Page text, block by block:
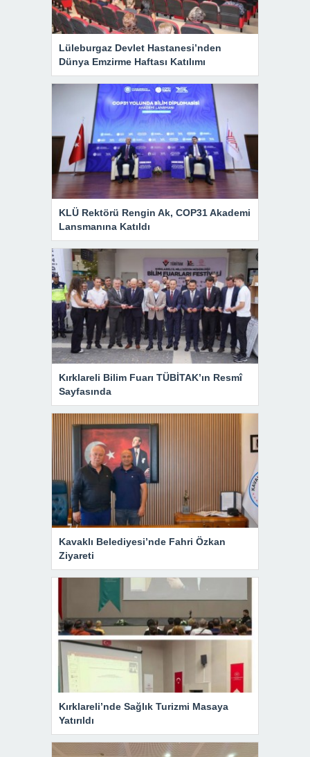
Lüleburgaz Devlet Hastanesi’nden
Dünya Emzirme Haftası Katılımı
KLÜ Rektörü Rengin Ak, COP31 Akademi
Lansmanına Katıldı
Kırklareli Bilim Fuarı TÜBİTAK’ın Resmî
Sayfasında
Kavaklı Belediyesi’nde Fahri Özkan
Ziyareti
Kırklareli’nde Sağlık Turizmi Masaya
Yatırıldı